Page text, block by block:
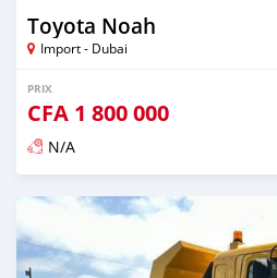
Toyota Noah
Import - Dubai
PRIX
CFA 1 800 000
N/A
Publié il y a plus de 2 ans